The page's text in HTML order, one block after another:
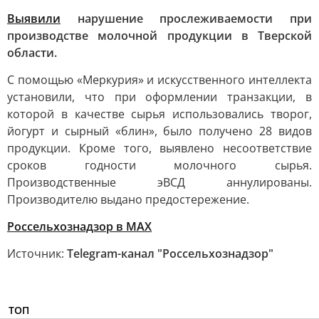
Выявили нарушение прослеживаемости при
производстве молочной продукции в Тверской
области.
С помощью «Меркурия» и искусственного интеллекта
установили, что при оформлении транзакции, в
которой в качестве сырья использовались творог,
йогурт и сырный «блин», было получено 28 видов
продукции. Кроме того, выявлено несоответствие
сроков годности молочного сырья.
Производственные эВСД аннулированы.
Производителю выдано предостережение.
Россельхознадзор в MAX
Источник: Telegram-канал "Россельхознадзор"
ТОП